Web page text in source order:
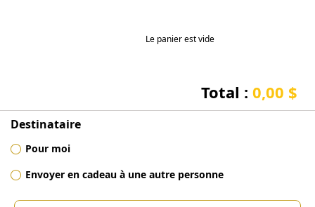
Le panier est vide
Total : 0,00 $
Destinataire
Pour moi
Envoyer en cadeau à une autre personne